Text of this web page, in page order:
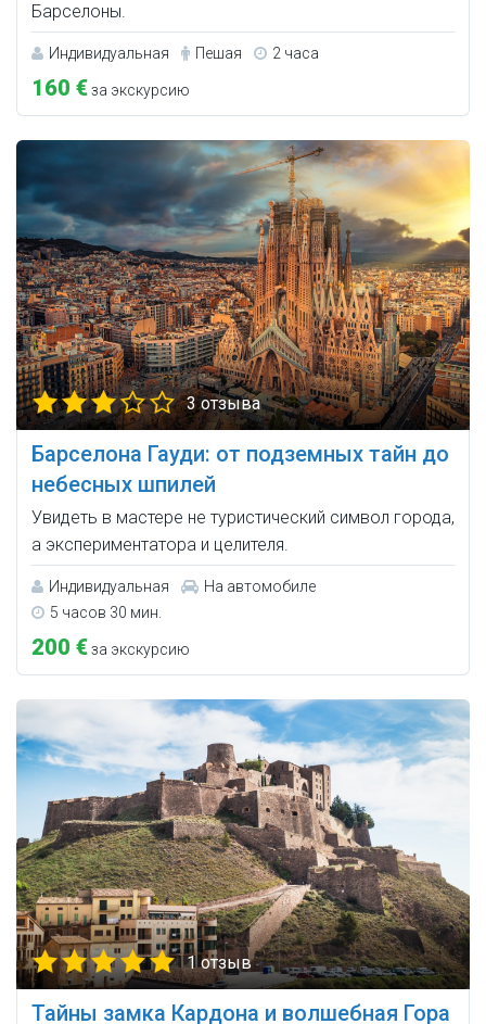
Барселоны.
Индивидуальная Пешая 2 часа
160 €за экскурсию
3 отзыва
Барселона Гауди: от подземных тайн до
небесных шпилей
Увидеть в мастере не туристический символ города,
а экспериментатора и целителя.
Индивидуальная
На автомобиле
5 часов 30 мин.
200 €за экскурсию
1 отзыв
Тайны замка Кардона и волшебная Гора